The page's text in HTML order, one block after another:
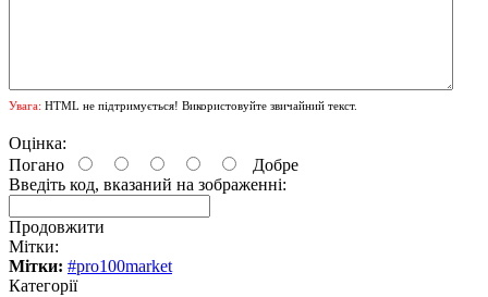
Увага: HTML не підтримується! Використовуйте звичайний текст.
Оцінка:
Погано
Добре
Введіть код, вказаний на зображенні:
Продовжити
Мітки:
Мітки: #pro100market
Категорії